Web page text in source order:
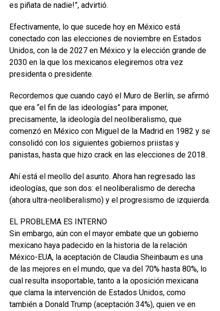
es piñata de nadie!”, advirtió.
Efectivamente, lo que sucede hoy en México está
conectado con las elecciones de noviembre en Estados
Unidos, con la de 2027 en México y la elección grande de
2030 en la que los mexicanos elegiremos otra vez
presidenta o presidente.
Recordemos que cuando cayó el Muro de Berlín, se afirmó
que era “el fin de las ideologías” para imponer,
precisamente, la ideología del neoliberalismo, que
comenzó en México con Miguel de la Madrid en 1982 y se
consolidó con los siguientes gobiernos priistas y
panistas, hasta que hizo crack en las elecciones de 2018.
Ahí está el meollo del asunto. Ahora han regresado las
ideologías, que son dos: el neoliberalismo de derecha
(ahora ultra-neoliberalismo) y el progresismo de izquierda.
EL PROBLEMA ES INTERNO
Sin embargo, aún con el mayor embate que un gobierno
mexicano haya padecido en la historia de la relación
México-EUA, la aceptación de Claudia Sheinbaum es una
de las mejores en el mundo, que va del 70% hasta 80%, lo
cual resulta insoportable, tanto a la oposición mexicana
que clama la intervención de Estados Unidos, como
también a Donald Trump (aceptación 34%), quien ve en